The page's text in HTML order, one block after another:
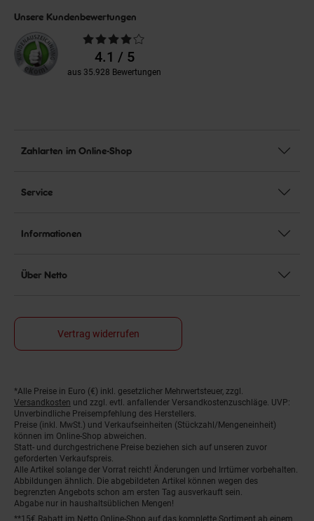
Unsere Kundenbewertungen
Durchschnittliche
Bewertungen4.1 / 5
aus 35.928 Bewertungen
Zahlarten im Online-Shop
Service
Informationen
Über Netto
Vertrag widerrufen
Fußnoten
*Alle Preise in Euro (€) inkl. gesetzlicher Mehrwertsteuer, zzgl.
Versandkosten und zzgl. evtl. anfallender Versandkostenzuschläge. UVP:
Unverbindliche Preisempfehlung des Herstellers.
Preise (inkl. MwSt.) und Verkaufseinheiten (Stückzahl/Mengeneinheit)
können im Online-Shop abweichen.
Statt- und durchgestrichene Preise beziehen sich auf unseren zuvor
geforderten Verkaufspreis.
Alle Artikel solange der Vorrat reicht! Änderungen und Irrtümer vorbehalten.
Abbildungen ähnlich. Die abgebildeten Artikel können wegen des
begrenzten Angebots schon am ersten Tag ausverkauft sein.
Abgabe nur in haushaltsüblichen Mengen!
**15€ Rabatt im Netto Online-Shop auf das komplette Sortiment ab einem